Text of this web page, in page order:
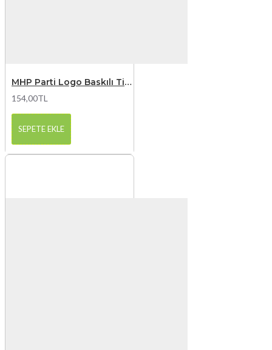
MHP Parti Logo Baskılı Tişört
154,00TL
SEPETE EKLE